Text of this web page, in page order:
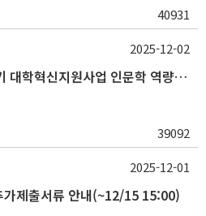
40931
(~12/5) 2025학년도 2학기 대학혁신지원사업 인문학 역량강화 국제학술대회 참가 경비 지원 안내(2차)
39092
2025-12-02
가제출서류 안내(~12/15 15:00)
2025-12-01